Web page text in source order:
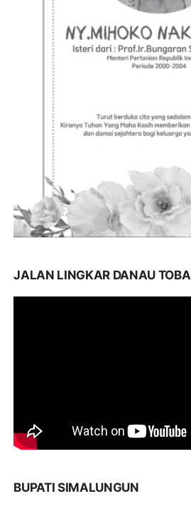
JALAN LINGKAR DANAU TOBA
BUPATI SIMALUNGUN